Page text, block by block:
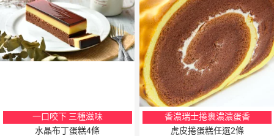
一口咬下 三種滋味
水晶布丁蛋糕4條
香濃瑞士捲裹濃濃蛋香
虎皮捲蛋糕任選2條